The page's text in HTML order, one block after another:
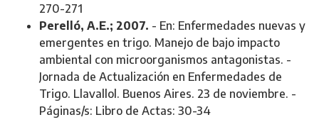
270-271
Perelló, A.E.; 2007. - En: Enfermedades nuevas y
emergentes en trigo. Manejo de bajo impacto
ambiental con microorganismos antagonistas. -
Jornada de Actualización en Enfermedades de
Trigo. Llavallol. Buenos Aires. 23 de noviembre. -
Páginas/s: Libro de Actas: 30-34